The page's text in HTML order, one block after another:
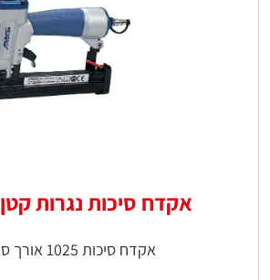
אקדח סיכות נגרות קטן 1025J
אקדח סיכות 1025 אורך סיכות